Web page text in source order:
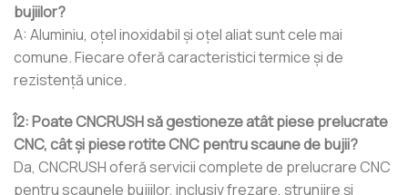
bujiilor?
A: Aluminiu, oțel inoxidabil și oțel aliat sunt cele mai
comune. Fiecare oferă caracteristici termice și de
rezistență unice.
Î2: Poate CNCRUSH să gestioneze atât piese prelucrate
CNC, cât și piese rotite CNC pentru scaune de bujii?
Da, CNCRUSH oferă servicii complete de prelucrare CNC
pentru scaunele bujiilor, inclusiv frezare, strunjire și